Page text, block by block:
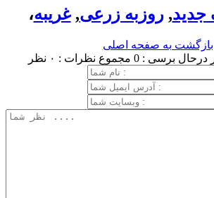
، جدید,روزبه زرعی,غریبه
بازگشت به صفحه اصلی
درحال برسی : 0 مجموع نظرات : ۰ نظر